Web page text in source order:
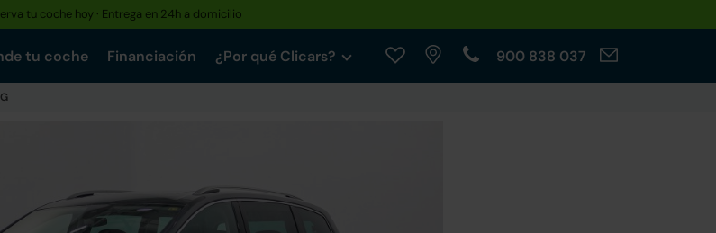
tu coche hoy · Entrega en 24h a domicilio
tu coche Financiación ¿Por qué Clicars? 900 838 037